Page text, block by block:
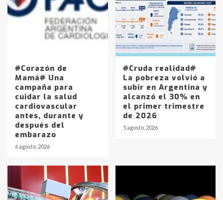
#Corazón de
Mamá# Una
campaña para
cuidar la salud
cardiovascular
antes, durante y
después del
embarazo
6 agosto, 2026
#Cruda realidad#
La pobreza volvió a
subir en Argentina y
alcanzó el 30% en
el primer trimestre
de 2026
5 agosto, 2026